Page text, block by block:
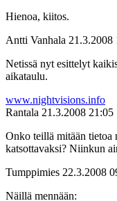
Hienoa, kiitos.
Antti Vanhala 21.3.2008
Netissä nyt esittelyt
aikataulu.
www.nightvisions.info
Rantala 21.3.2008 21:05
Onko teillä mitään tietoa
katsottavaksi? Niinkun
Tumppimies 22.3.2008
Näillä mennään: